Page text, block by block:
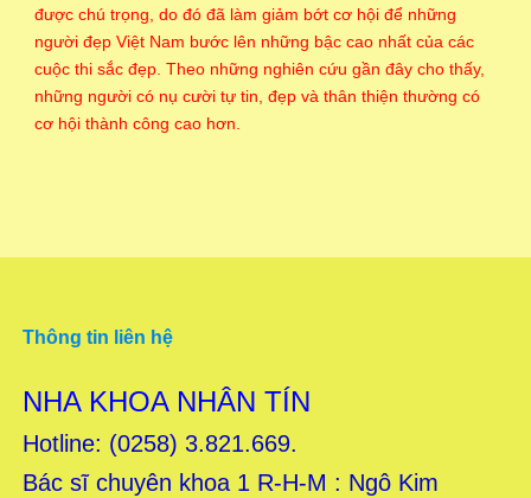
được chú trọng, do đó đã làm giảm bớt cơ hội để những
người đẹp Việt Nam bước lên những bậc cao nhất của các
cuộc thi sắc đẹp. Theo những nghiên cứu gần đây cho thấy,
những người có nụ cười tự tin, đẹp và thân thiện thường có
cơ hội thành công cao hơn.
Thông tin liên hệ
NHA KHOA NHÂN TÍN
Hotline: (0258) 3.821.669.
Bác sĩ chuyên khoa 1 R-H-M : Ngô Kim